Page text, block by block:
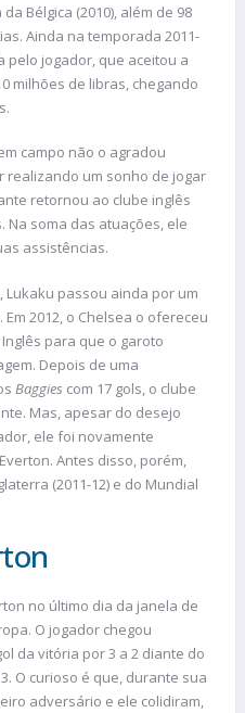
Bélgica (2010), além de 98
Ainda na temporada 2011-
pelo jogador, que aceitou a
milhões de libras, chegando
campo não o agradou
realizando um sonho de jogar
retornou ao clube inglês
soma das atuações, ele
assistências.
Lukaku passou ainda por um
2012, o Chelsea o ofereceu
para que o garoto
Depois de uma
Baggies com 17 gols, o clube
Mas, apesar do desejo
ele foi novamente
Antes disso, porém,
(2011-12) e do Mundial
no último dia da janela de
O jogador chegou
da vitória por 3 a 2 diante do
O curioso é que, durante sua
adversário e ele colidiram,